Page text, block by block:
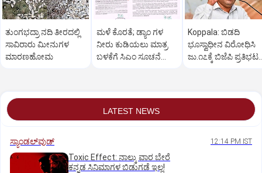
ತುಂಗಭದ್ರಾ ನದಿ ತೀರದಲ್ಲಿ
ಸಾವಿರಾರು ಮೀನುಗಳ
ಮಾರಣಹೋಮ
ಮಳೆ ಕೊರತೆ; ಡ್ಯಾಂ ಗಳ
ನೀರು ಕುಡಿಯಲು ಮಾತ್ರ
ಬಳಕೆಗೆ ಸಿಎಂ ಸೂಚನೆ
Koppala: ಬಿಡದಿ
ಭೂಸ್ವಾಧೀನ ವಿರೋಧಿಸಿ
ಜು.೧೭ಕ್ಕೆ ಬಿಜೆಪಿ
LATEST NEWS
ಸ್ಯಾಂಡಲ್‌ವುಡ್‌ 12:14 PM IST
Toxic Effect: ನಾಲ್ಕು ವಾರ ಬೇರೆ
ಕನ್ನಡ ಸಿನಿಮಾಗಳ ಬಿಡುಗಡೆ ಇಲ್ಲ!